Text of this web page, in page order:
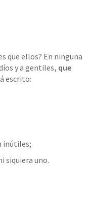
que ellos? En ninguna
y a gentiles, que
escrito:
inútiles;
siquiera uno.